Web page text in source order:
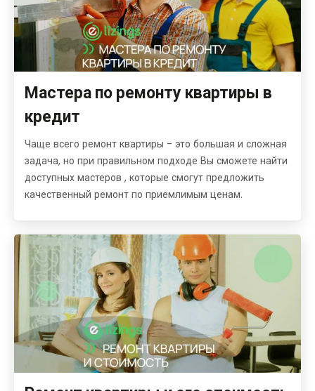
Мастера по ремонту квартиры в
кредит
Чаще всего ремонт квартиры - это большая и сложная
задача, но при правильном подходе Вы сможете найти
доступных мастеров , которые смогут предложить
качественный ремонт по приемлимым ценам.